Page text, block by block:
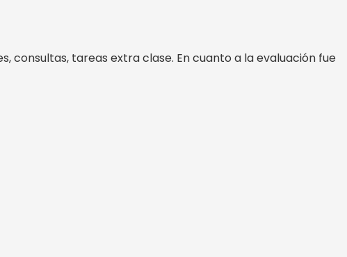
consultas, tareas extra clase. En cuanto a la evaluación fue